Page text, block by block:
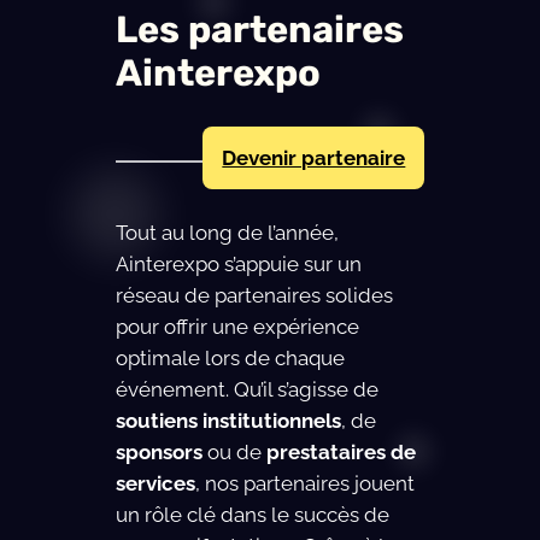
Les partenaires
Ainterexpo
Devenir partenaire
Tout au long de l’année,
Ainterexpo s’appuie sur un
réseau de partenaires solides
pour offrir une expérience
optimale lors de chaque
événement. Qu’il s’agisse de
soutiens institutionnels, de
sponsors ou de prestataires de
services, nos partenaires jouent
un rôle clé dans le succès de